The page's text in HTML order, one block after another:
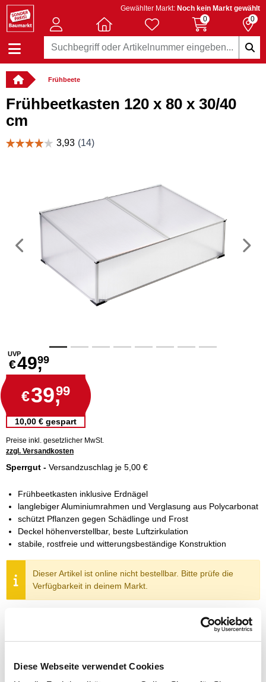
Diese Webseite verwendet Cookies
Gewählter Markt: Noch kein Markt gewählt
0
0
Frühbeete
Frühbeetkasten 120 x 80 x 30/40
cm
Vorheriges
UVP
€49,99
€39,99
10,00 € gespart
Preise inkl. gesetzlicher MwSt.
zzgl. Versandkosten
Sperrgut - Versandzuschlag je 5,00 €
Frühbeetkasten inklusive Erdnägel
langlebiger Aluminiumrahmen und Verglasung aus Polycarbonat
schützt Pflanzen gegen Schädlinge und Frost
Deckel höhenverstellbar, beste Luftzirkulation
stabile, rostfreie und witterungsbeständige Konstruktion
Dieser Artikel ist online nicht bestellbar. Bitte prüfe die
Verfügbarkeit in deinem Markt.
Um Abholung im Markt nutzen zu können, wähle zunächst
Verfügbarkeit: